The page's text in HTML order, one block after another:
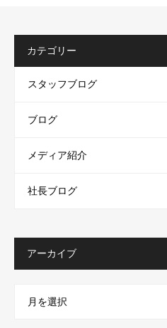
カテゴリー
スタッフブログ
ブログ
メディア紹介
社長ブログ
アーカイブ
月を選択